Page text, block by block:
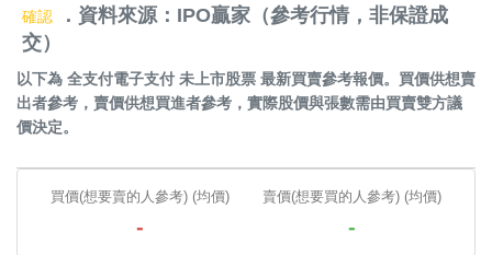
確認
．資料來源：IPO贏家（參考行情，非保證成
交）
以下為 全支付電子支付 未上市股票 最新買賣參考報價。買價供想賣
出者參考，賣價供想買進者參考，實際股價與張數需由買賣雙方議
價決定。
買價(想要賣的人參考) (均價)
-
賣價(想要買的人參考) (均價)
-